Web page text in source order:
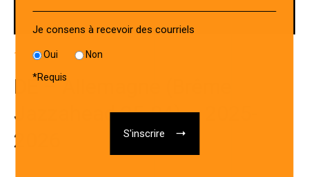
13 JANVIER 2026
DE – Allemagne (Brême
Jazzahead 25-04) – 2025-
2026
Je consens à recevoir des courriels
Oui Non
*Requis